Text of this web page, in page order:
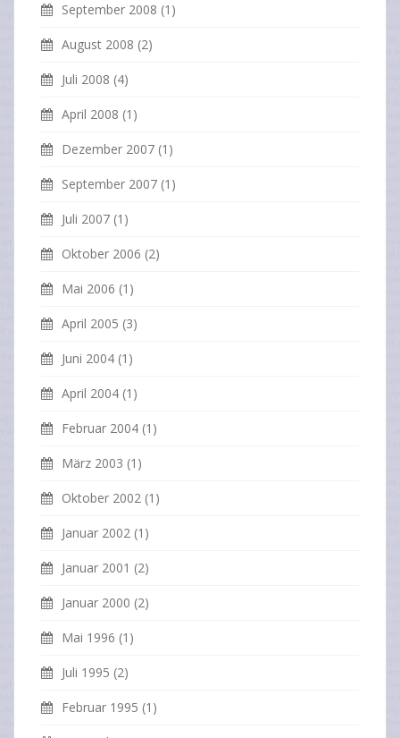
September 2008 (1)
August 2008 (2)
Juli 2008 (4)
April 2008 (1)
Dezember 2007 (1)
September 2007 (1)
Juli 2007 (1)
Oktober 2006 (2)
Mai 2006 (1)
April 2005 (3)
Juni 2004 (1)
April 2004 (1)
Februar 2004 (1)
März 2003 (1)
Oktober 2002 (1)
Januar 2002 (1)
Januar 2001 (2)
Januar 2000 (2)
Mai 1996 (1)
Juli 1995 (2)
Februar 1995 (1)